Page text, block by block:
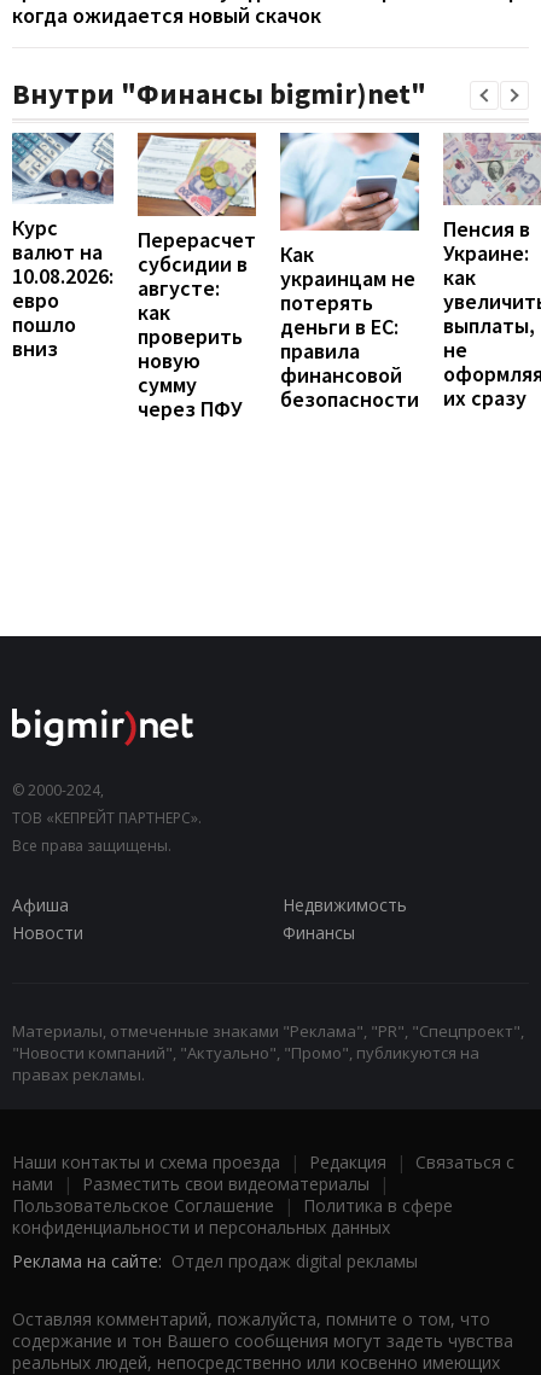
когда ожидается новый скачок
Внутри "Финансы bigmir)net"
Курс
валют на
10.08.2026:
евро
пошло
вниз
Перерасчет
субсидии в
августе:
как
проверить
новую
сумму
через ПФУ
Как
украинцам не
потерять
деньги в ЕС:
правила
финансовой
безопасности
Пенсия в
Украине:
как
выплаты,
не
их сразу
© 2000-2024,
ТОВ «КЕПРЕЙТ ПАРТНЕРС».
Все права защищены.
Афиша
Недвижимость
Новости
Финансы
Материалы, отмеченные знаками "Реклама", "PR", "Спецпроект",
"Новости компаний", "Актуально", "Промо", публикуются на
правах рекламы.
Наши контакты и схема проезда | Редакция | Связаться с
нами | Разместить свои видеоматериалы |
Пользовательское Соглашение |
Политика в сфере
конфиденциальности и персональных данных
Реклама на сайте: Отдел продаж digital рекламы
Оставляя комментарий, пожалуйста, помните о том, что
содержание и тон Вашего сообщения могут задеть чувства
реальных людей, непосредственно или косвенно имеющих